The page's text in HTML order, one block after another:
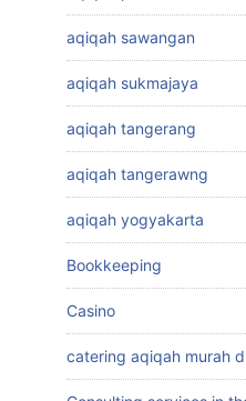
aqiqah sawangan
aqiqah sukmajaya
aqiqah tangerang
aqiqah tangerawng
aqiqah yogyakarta
Bookkeeping
Casino
catering aqiqah murah